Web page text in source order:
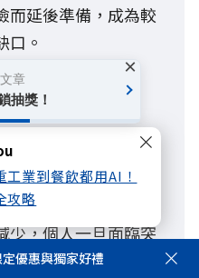
工業到餐飲都用AI！
攻略
而延後準備，成為較
口。
加孤獨與孤立風
社會，少子化與小家
，獨居與單身比例
持網絡逐漸縮小。
少，個人一旦面臨突
易因缺乏社會網絡支
優惠與獨家好禮
章
抽獎！
×